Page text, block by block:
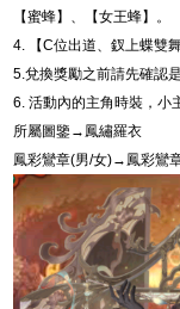
【蜜蜂】、【女王蜂】。
4.
【C位出道、釵上蝶雙
5.兌換獎勵之前請先確認
6. 活動內的主角時裝，小
所屬圖鑒→鳳繡羅衣
鳳彩鸞章(男/女)→鳳彩鸞